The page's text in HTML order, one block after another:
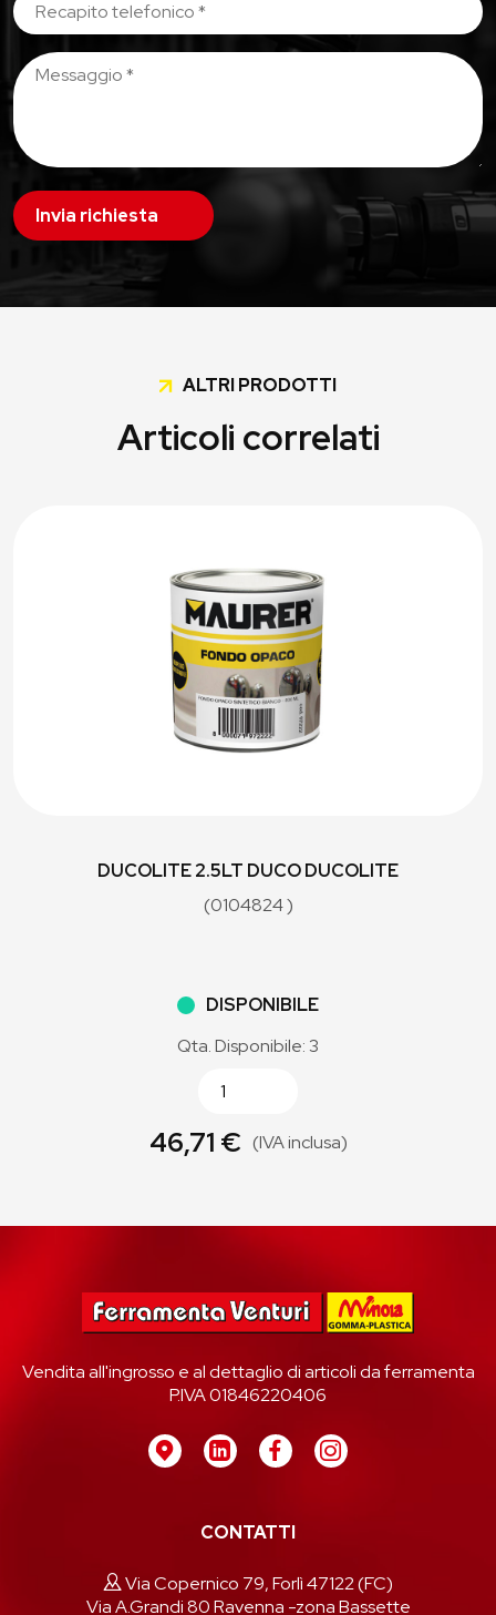
Invia richiesta
ALTRI PRODOTTI
Articoli correlati
DUCOLITE 2.5LT DUCO DUCOLITE
(0104824 )
DISPONIBILE
Qta. Disponibile: 3
46,71 € (IVA inclusa)
Vendita all'ingrosso e al dettaglio di articoli da ferramenta
P.IVA 01846220406
CONTATTI
Via Copernico 79, Forlì 47122 (FC)
Via A.Grandi 80 Ravenna -zona Bassette